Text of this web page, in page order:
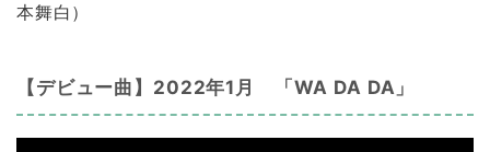
本舞白）
【デビュー曲】2022年1月 「WA DA DA」